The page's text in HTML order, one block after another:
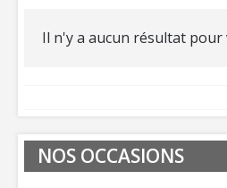
Il n'y a aucun résultat
NOS OCCASIONS